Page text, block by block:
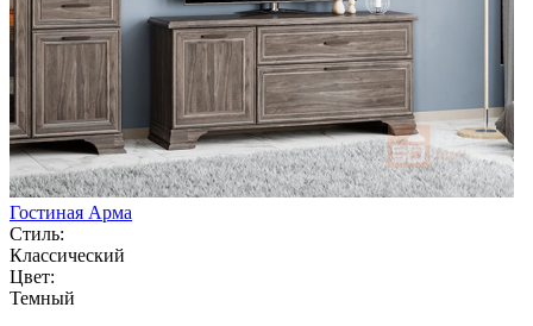
Гостиная Арма
Стиль:
Классический
Цвет:
Темный